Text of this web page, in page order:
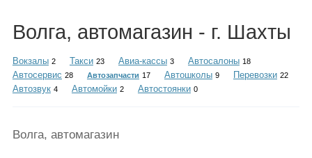
Волга, автомагазин - г. Шахты
Вокзалы 2 Такси 23 Авиа-кассы 3 Автосалоны 18
Автосервис 28 Автозапчасти 17 Автошколы 9 Перевозки 22
Автозвук 4 Автомойки 2 Автостоянки 0
Волга, автомагазин